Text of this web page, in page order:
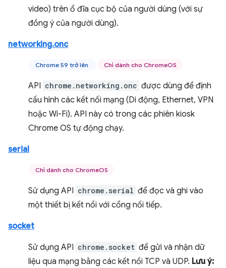
video) trên ổ đĩa cục bộ của người dùng (với sự
đồng ý của người dùng).
networking.onc
Chrome 59 trở lên Chỉ dành cho ChromeOS
API chrome.networking.onc được dùng để định
cấu hình các kết nối mạng (Di động, Ethernet, VPN
hoặc Wi-Fi). API này có trong các phiên kiosk
Chrome OS tự động chạy.
serial
Chỉ dành cho ChromeOS
Sử dụng API chrome.serial để đọc và ghi vào
một thiết bị kết nối với cổng nối tiếp.
socket
Sử dụng API chrome.socket để gửi và nhận dữ
liệu qua mạng bằng các kết nối TCP và UDP. Lưu ý: